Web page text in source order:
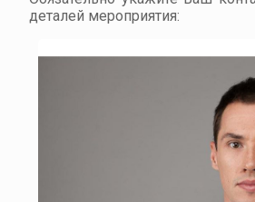
деталей мероприятия: